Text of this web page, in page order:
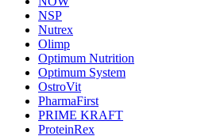
NSP
Nutrex
Olimp
Optimum Nutrition
Optimum System
OstroVit
PharmaFirst
PRIME KRAFT
ProteinRex